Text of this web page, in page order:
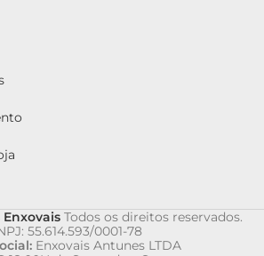
EnxovaisTodos os direitos reservados.
55.614.593/0001-78
Enxovais Antunes LTDA